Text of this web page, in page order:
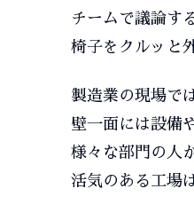
チームで議論す
椅子をクルッと
製造業の現場で
壁一面には設備
様々な部門の人
活気のある工場